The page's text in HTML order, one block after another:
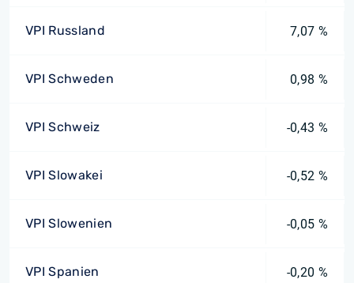
VPI Russland 7,07 %
VPI Schweden 0,98 %
VPI Schweiz -0,43 %
VPI Slowakei -0,52 %
VPI Slowenien -0,05 %
VPI Spanien -0,20 %